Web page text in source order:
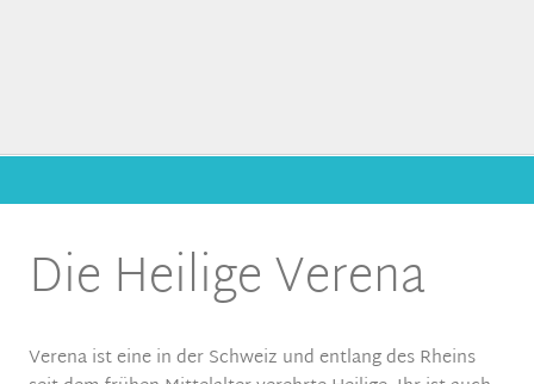
Die Heilige Verena
Verena ist eine in der Schweiz und entlang des Rheins